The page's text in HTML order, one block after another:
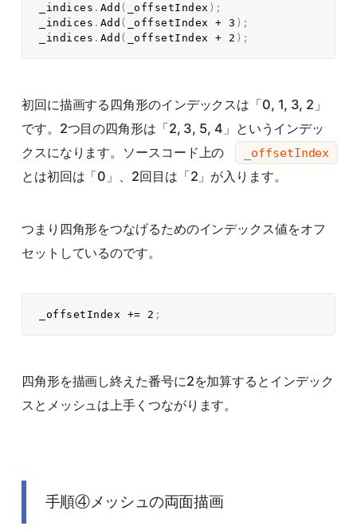
_indices . Add ( _offsetIndex ) ;
_indices . Add ( _offsetIndex + 3 ) ;
_indices . Add ( _offsetIndex + 2 ) ;
初回に描画する四角形のインデックスは「0, 1, 3, 2」
です。2つ目の四角形は「2, 3, 5, 4」というインデッ
クスになります。ソースコード上の
_offsetIndex
とは初回は「0」、2回目は「2」が入ります。
つまり四角形をつなげるためのインデックス値をオフ
セットしているのです。
_offsetIndex += 2 ;
四角形を描画し終えた番号に2を加算するとインデック
スとメッシュは上手くつながります。
手順④メッシュの両面描画